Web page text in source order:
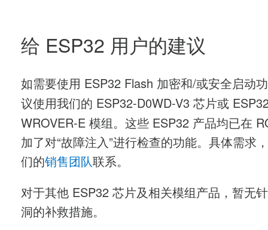
给 ESP32 用户的建议
如需要使用 ESP32 Flash 加密和/或安全启动
议使用我们的 ESP32-D0WD-V3 芯片或
WROVER-E 模组 。这些 ESP32 产品均已在
加了对“故障注入”进行检查的功能。具体需求
们的销售团队联系。
对于其他 ESP32 芯片及相关模组产品，暂无
洞的补救措施。